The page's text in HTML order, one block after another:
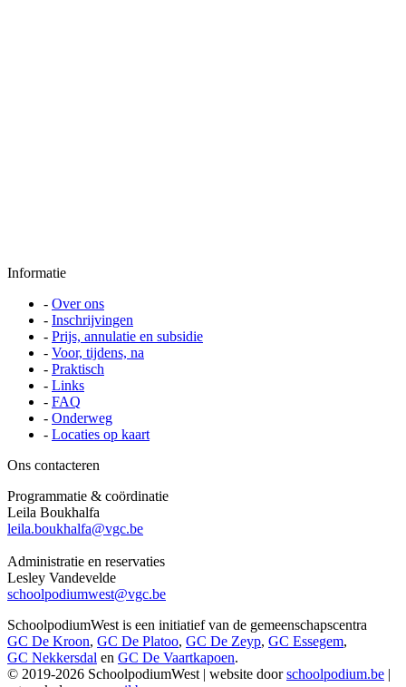
Informatie
- Over ons
- Inschrijvingen
- Prijs, annulatie en subsidie
- Voor, tijdens, na
- Praktisch
- Links
- FAQ
- Onderweg
- Locaties op kaart
Ons contacteren
Programmatie & coördinatie
Leila Boukhalfa
leila.boukhalfa@vgc.be
Administratie en reservaties
Lesley Vandevelde
schoolpodiumwest@vgc.be
SchoolpodiumWest is een initiatief van de gemeenschapscentra
GC De Kroon, GC De Platoo, GC De Zeyp, GC Essegem,
GC Nekkersdal en GC De Vaartkapoen.
© 2019-2026 SchoolpodiumWest | website doorschoolpodium.be |